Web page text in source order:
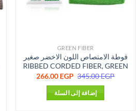
GREEN FIBER
فوطة الامتصاص اللون الاخضر صغير
RIBBED CORDED FIBER, GREEN
345.00EGP
السعر
هو:
345.00 EGP.
266.00 EGP
السعر
إضافة إلى السلة